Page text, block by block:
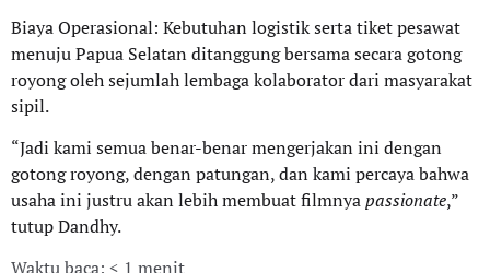
Biaya Operasional: Kebutuhan logistik serta tiket pesawat
menuju Papua Selatan ditanggung bersama secara gotong
royong oleh sejumlah lembaga kolaborator dari masyarakat
sipil.
“Jadi kami semua benar-benar mengerjakan ini dengan
gotong royong, dengan patungan, dan kami percaya bahwa
usaha ini justru akan lebih membuat filmnyapassionate,”
tutup Dandhy.
Waktu baca: < 1 menit